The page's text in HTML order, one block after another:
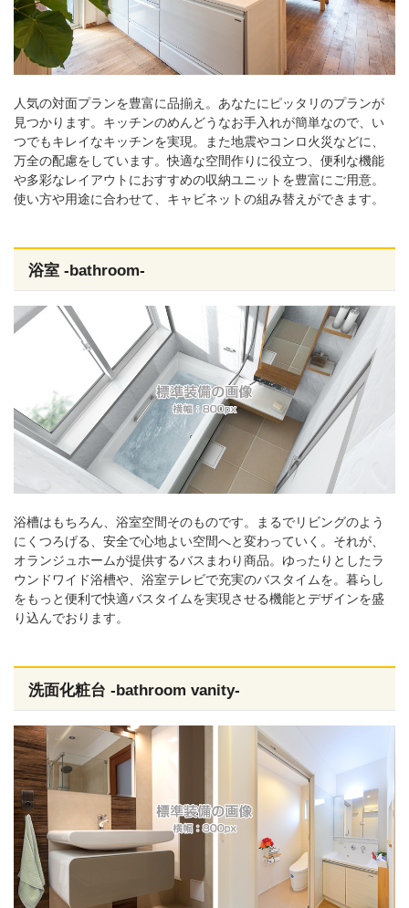
人気の対面プランを豊富に品揃え。あなたにピッタリのプランが
見つかります。キッチンのめんどうなお手入れが簡単なので、い
つでもキレイなキッチンを実現。また地震やコンロ火災などに、
万全の配慮をしています。快適な空間作りに役立つ、便利な機能
や多彩なレイアウトにおすすめの収納ユニットを豊富にご用意。
使い方や用途に合わせて、キャビネットの組み替えができます。
浴室 -bathroom-
浴槽はもちろん、浴室空間そのものです。まるでリビングのよう
にくつろげる、安全で心地よい空間へと変わっていく。それが、
オランジュホームが提供するバスまわり商品。ゆったりとしたラ
ウンドワイド浴槽や、浴室テレビで充実のバスタイムを。暮らし
をもっと便利で快適バスタイムを実現させる機能とデザインを盛
り込んでおります。
洗面化粧台 -bathroom vanity-